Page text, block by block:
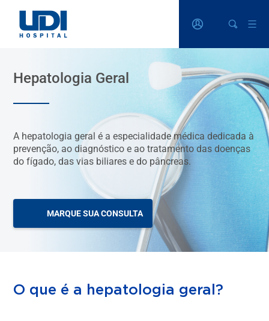
Hepatologia Geral
A hepatologia geral é a especialidade médica dedicada à
prevenção, ao diagnóstico e ao tratamento das doenças
do fígado, das vias biliares e do pâncreas.
MARQUE SUA CONSULTA
O que é a hepatologia geral?